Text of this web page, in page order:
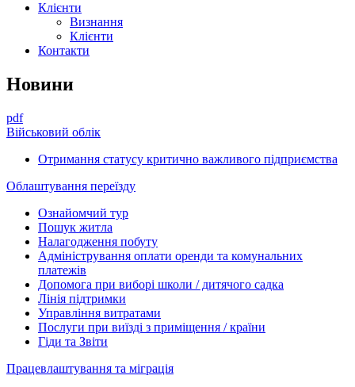
Клієнти
Визнання
Клієнти
Контакти
Новини
pdf
Військовий облік
Отримання статусу критично важливого підприємства
Облаштування переїзду
Ознайомчий тур
Пошук житла
Налагодження побуту
Адміністрування оплати оренди та комунальних
платежів
Допомога при виборі школи / дитячого садка
Лінія підтримки
Управління витратами
Послуги при виїзді з приміщення / країни
Гіди та Звіти
Працевлаштування та міграція